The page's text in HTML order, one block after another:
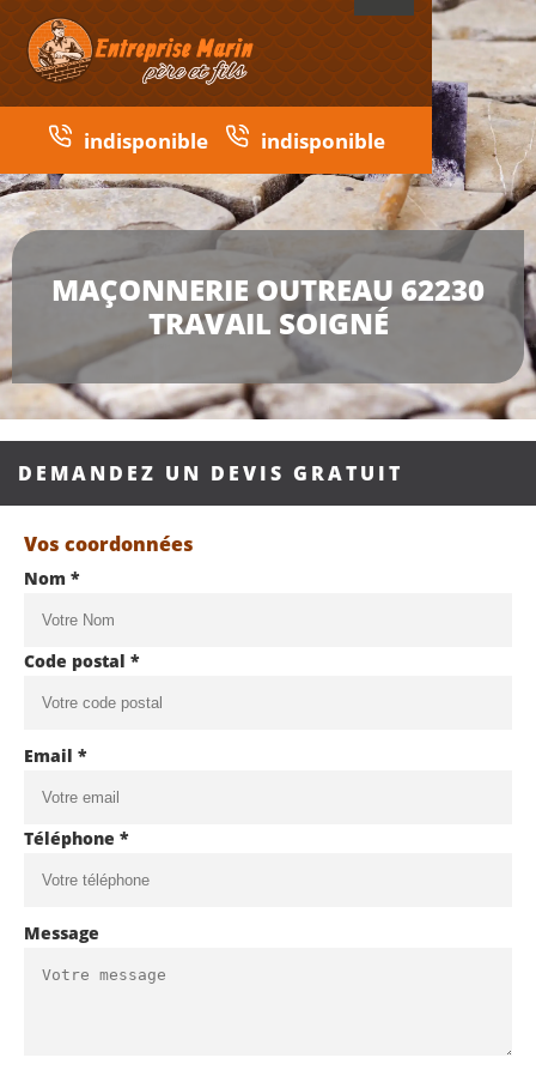
indisponible indisponible
MAÇONNERIE OUTREAU 62230
TRAVAIL SOIGNÉ
DEMANDEZ UN DEVIS GRATUIT
Vos coordonnées
Nom *
Code postal *
Email *
Téléphone *
Message